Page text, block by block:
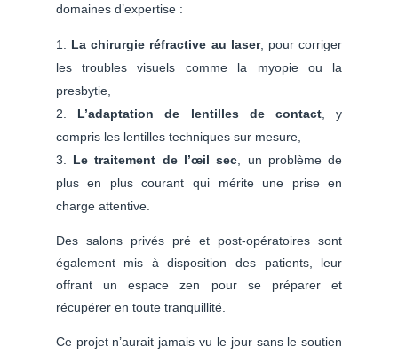
domaines d’expertise :
La chirurgie réfractive au laser, pour corriger
les troubles visuels comme la myopie ou la
presbytie,
L’adaptation de lentilles de contact , y
compris les lentilles techniques sur mesure,
Le traitement de l’œil sec , un problème de
plus en plus courant qui mérite une prise en
charge attentive.
Des salons privés pré et post-opératoires sont
également mis à disposition des patients, leur
offrant un espace zen pour se préparer et
récupérer en toute tranquillité.
Ce projet n’aurait jamais vu le jour sans le soutien